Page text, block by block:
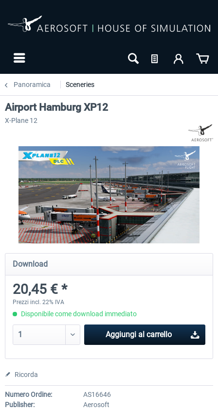
Panoramica Sceneries
Airport Berlin Brandenburg V2 XP
30,71 € *
Airport Zurich V2.0 XP
Airport Hamburg XP12
X-Plane 12
Download
20,45 € *
Prezzi incl. 22% IVA
Disponibile come download immediato
Aggiungi al carrello
Ricorda
Numero Ordine:
AS16646
Publisher:
Aerosoft